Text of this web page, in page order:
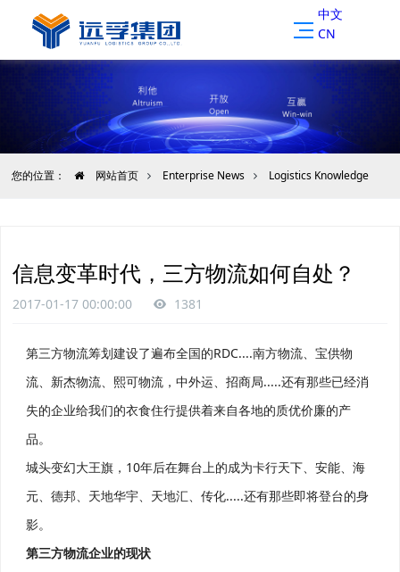
中文
CN
您的位置： 网站首页 Enterprise News Logistics Knowledge
信息变革时代，三方物流如何自处？
2017-01-17 00:00:00 1381
第三方物流筹划建设了遍布全国的RDC....南方物流、宝供物
流、新杰物流、熙可物流，中外运、招商局.....还有那些已经消
失的企业给我们的衣食住行提供着来自各地的质优价廉的产
品。
城头变幻大王旗，10年后在舞台上的成为卡行天下、安能、海
元、德邦、天地华宇、天地汇、传化.....还有那些即将登台的身
影。
第三方物流企业的现状